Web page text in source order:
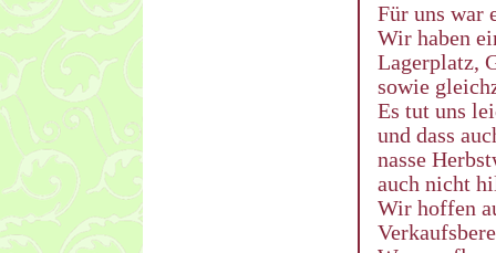
Für uns war
Wir haben
Lagerplatz,
sowie
Es tut uns
und dass
nasse
auch nicht
Wir hoffen